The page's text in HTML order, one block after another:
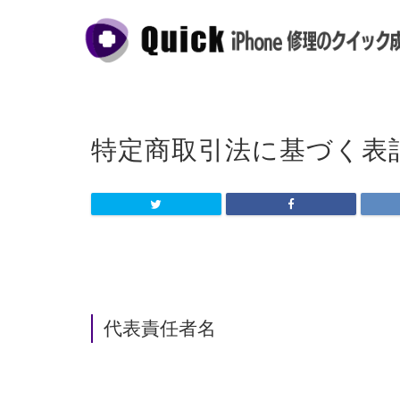
特定商取引法に基づく表
代表責任者名